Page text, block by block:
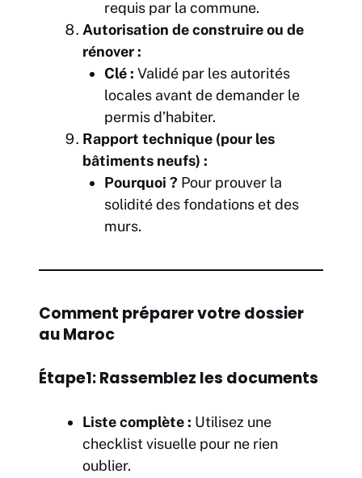
requis par la commune.
Autorisation de construire ou de
rénover :
Clé : Validé par les autorités
locales avant de demander le
permis d’habiter.
Rapport technique (pour les
bâtiments neufs) :
Pourquoi ? Pour prouver la
solidité des fondations et des
murs.
Comment préparer votre dossier
au Maroc
Étape1: Rassemblez les documents
Liste complète : Utilisez une
checklist visuelle pour ne rien
oublier.